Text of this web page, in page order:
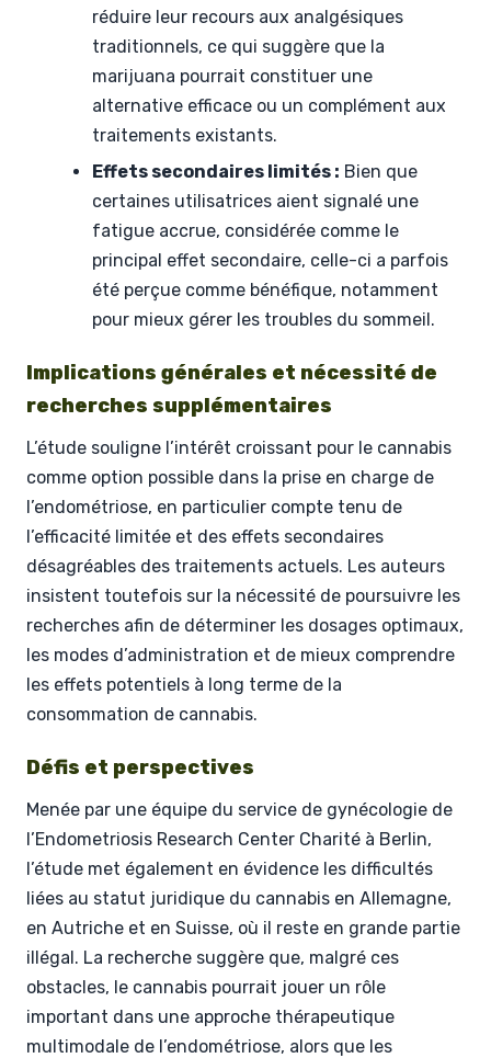
réduire leur recours aux analgésiques
traditionnels, ce qui suggère que la
marijuana pourrait constituer une
alternative efficace ou un complément aux
traitements existants.
Effets secondaires limités : Bien que
certaines utilisatrices aient signalé une
fatigue accrue, considérée comme le
principal effet secondaire, celle-ci a parfois
été perçue comme bénéfique, notamment
pour mieux gérer les troubles du sommeil.
Implications générales et nécessité de
recherches supplémentaires
L’étude souligne l’intérêt croissant pour le cannabis
comme option possible dans la prise en charge de
l’endométriose, en particulier compte tenu de
l’efficacité limitée et des effets secondaires
désagréables des traitements actuels. Les auteurs
insistent toutefois sur la nécessité de poursuivre les
recherches afin de déterminer les dosages optimaux,
les modes d’administration et de mieux comprendre
les effets potentiels à long terme de la
consommation de cannabis.
Défis et perspectives
Menée par une équipe du service de gynécologie de
l’Endometriosis Research Center Charité à Berlin,
l’étude met également en évidence les difficultés
liées au statut juridique du cannabis en Allemagne,
en Autriche et en Suisse, où il reste en grande partie
illégal. La recherche suggère que, malgré ces
obstacles, le cannabis pourrait jouer un rôle
important dans une approche thérapeutique
multimodale de l’endométriose, alors que les